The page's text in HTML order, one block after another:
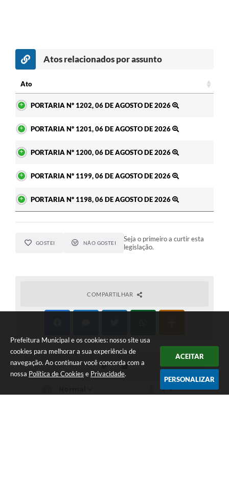
Prefeitura Municipal e os cookies: nosso site usa
cookies para melhorar a sua experiência de
navegação. Ao continuar você concorda com a
nossa Política de Cookies e Privacidade.
ACEITAR
PERSONALIZAR
Atos relacionados por assunto
Ato
PORTARIA Nº 1202, 06 DE AGOSTO DE 2026
PORTARIA Nº 1201, 06 DE AGOSTO DE 2026
PORTARIA Nº 1200, 06 DE AGOSTO DE 2026
PORTARIA Nº 1199, 06 DE AGOSTO DE 2026
PORTARIA Nº 1198, 06 DE AGOSTO DE 2026
GOSTEI NÃO GOSTEI
Seja o primeiro a curtir esta
legislação.
COMPARTILHAR